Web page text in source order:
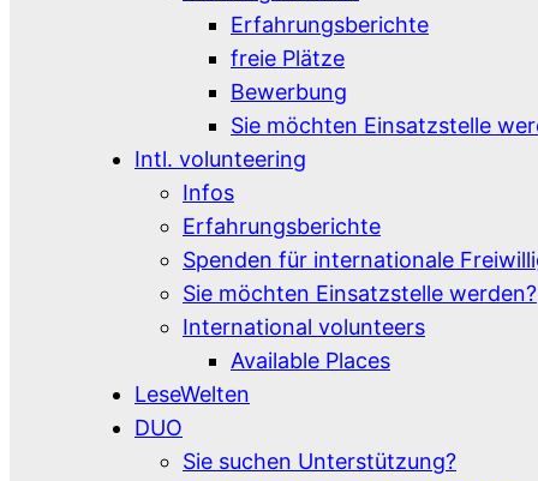
Erfahrungsberichte
freie Plätze
Bewerbung
Sie möchten Einsatzstelle
Intl. volunteering
Infos
Erfahrungsberichte
Spenden für internationale
Sie möchten Einsatzstelle werden?
International volunteers
Available Places
LeseWelten
DUO
Sie suchen Unterstützung?